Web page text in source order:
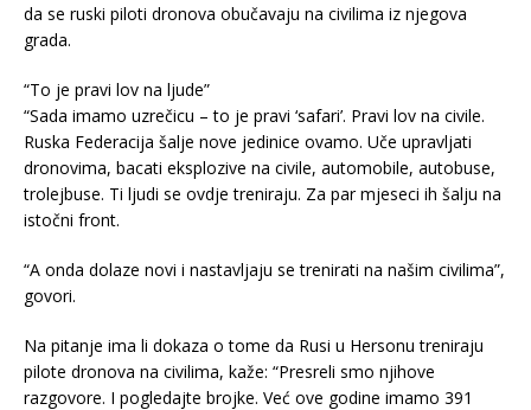
da se ruski piloti dronova obučavaju na civilima iz njegova
grada.
“To je pravi lov na ljude”
“Sada imamo uzrečicu – to je pravi ‘safari’. Pravi lov na civile.
Ruska Federacija šalje nove jedinice ovamo. Uče upravljati
dronovima, bacati eksplozive na civile, automobile, autobuse,
trolejbuse. Ti ljudi se ovdje treniraju. Za par mjeseci ih šalju na
istočni front.
“A onda dolaze novi i nastavljaju se trenirati na našim civilima”,
govori.
Na pitanje ima li dokaza o tome da Rusi u Hersonu treniraju
pilote dronova na civilima, kaže: “Presreli smo njihove
razgovore. I pogledajte brojke. Već ove godine imamo 391